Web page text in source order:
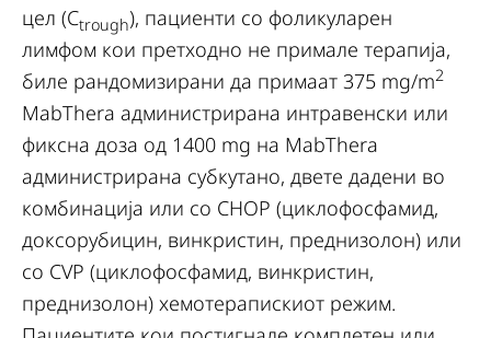
цел (Ctrough), пациенти со фоликуларен
лимфом кои претходно не примале терапија,
биле рандомизирани да примаат 375 mg/m2
MabThera администрирана интравенски или
фиксна доза од 1400 mg на MabThera
администрирана субкутано, двете дадени во
комбинација или со CHOP (циклофосфамид,
доксорубицин, винкристин, преднизолон) или
со CVP (циклофосфамид, винкристин,
преднизолон) хемотерапискиот режим.